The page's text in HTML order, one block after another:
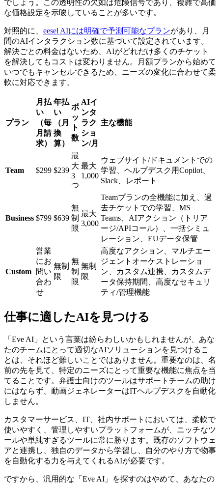
でしょう。この透明性の欠如は危険信号であり、複雑で高価
な価格設定を示唆していることが多いです。
対照的に、 eesel AIには明確で予測可能なプランがあり、月
間のAIインタラクション数に基づいて設定されています。
解決ごとの料金はないため、AIがどれだけ多くのチケット
を解決してもコストは変わりません。月額プランから始めて
いつでもキャンセルできるため、ニーズの変化に合わせて柔
軟に対応できます。
プラン
月払
い
（毎
月請
求）
年払
い
（月
換
算）
ボ
ッ
ト
数
AIイ
ンタ
ラク
ショ
ン/月
主な機能
Team $299 $239
最
大
3
つ
最大
1,000
ウェブサイト/ドキュメントでの
学習、ヘルプデスク用Copilot、
Slack、レポート
Business $799 $639
無
制
限
最大
3,000
Teamプランの全機能に加え、過
去チケットでの学習、MS
Teams、AIアクション（トリア
ージ/APIコール）、一括シミュ
レーション、EUデータ保管
Custom
営業
にお
問い
合わ
せ
無制
限
無
制
限
無制
限
高度なアクション、マルチエー
ジェントオーケストレーショ
ン、カスタム連携、カスタムデ
ータ保持期間、高度なセキュリ
ティ/管理機能
仕事に適したAIを見つける
「Eve AI」という言葉は紛らわしいかもしれませんが、あな
たのチームにとって適切なAIソリューションを見つけるこ
とは、それほど難しいことではありません。重要なのは、名
前の先を見て、特定のニーズにとって重要な機能に焦点を当
てることです。弁護士向けのツールはサポートチームの助け
にはならず、動画ジェネレーターはITヘルプデスクを自動化
しません。
カスタマーサービス、IT、社内サポートにおいては、柔軟で
使いやすく、管理しやすいプラットフォームが、ニッチなツ
ールや単純すぎるツールに常に勝ります。既存のソフトウェ
アと連携し、独自のデータから学習し、自分のやり方で物事
を自動化する力を与えてくれるAIが必要です。
ですから、汎用的な「Eve AI」を探すのはやめて、あなたの